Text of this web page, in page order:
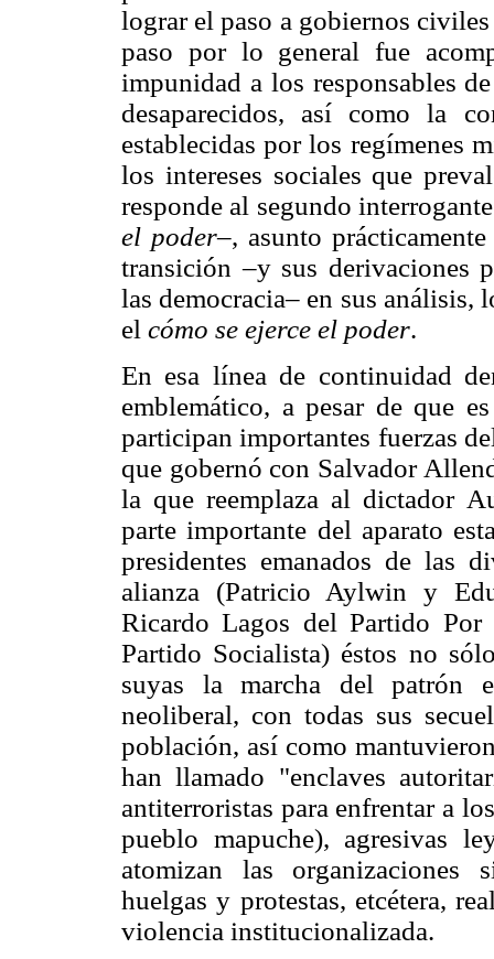
lograr el paso a gobiernos
paso por lo general fue
impunidad a los responsables
desaparecidos, así como la
establecidas por los regímenes
los intereses sociales que
responde al segundo
el poder–, asunto
transición –y sus derivaciones
las democracia– en sus
el cómo se ejerce el poder.
En esa línea de continuidad
emblemático, a pesar de que
participan importantes fuerzas
que gobernó con Salvador
la que reemplaza al dictador
parte importante del aparato
presidentes emanados de las
alianza (Patricio Aylwin y
Ricardo Lagos del Partido
Partido Socialista) éstos no
suyas la marcha del patrón
neoliberal, con todas sus
población, así como
han llamado "enclaves
antiterroristas para enfrentar a
pueblo mapuche), agresivas
atomizan las organizaciones
huelgas y protestas, etcétera,
violencia institucionalizada.